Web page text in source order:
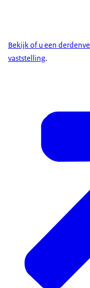
Bekijk of u een
vaststelling.